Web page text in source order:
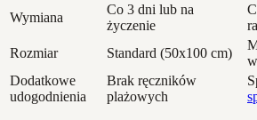
Wymiana
Co 3 dni lub na
życzenie
Rozmiar
Standard (50x100 cm)
Dodatkowe
udogodnienia
Brak ręczników
plażowych